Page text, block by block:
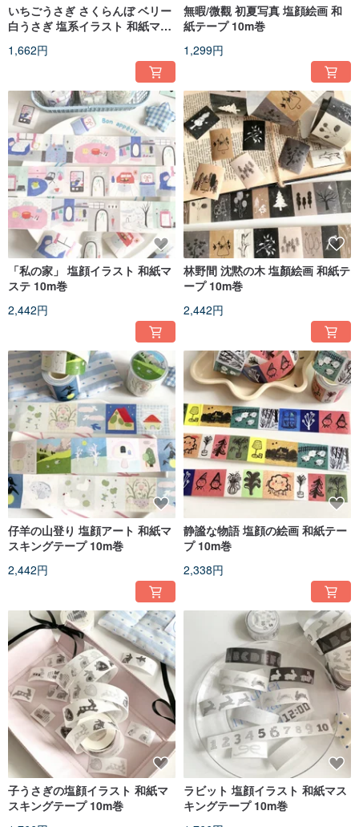
いちごうさぎ さくらんぼ ベリー
白うさぎ 塩系イラスト 和紙マス
1,662円
無暇/微觀 初夏写真 塩顔絵画 和
紙テープ 10m巻
1,299円
「私の家」 塩顔イラスト 和紙マ
ステ 10m巻
2,442円
林野間 沈黙の木 塩顏絵画 和紙テ
ープ 10m巻
2,442円
仔羊の山登り 塩顔アート 和紙マ
スキングテープ 10m巻
2,442円
静謐な物語 塩顔の絵画 和紙テー
プ 10m巻
2,338円
子うさぎの塩顔イラスト 和紙マ
スキングテープ 10m巻
ラビット 塩顔イラスト 和紙マス
キングテープ 10m巻